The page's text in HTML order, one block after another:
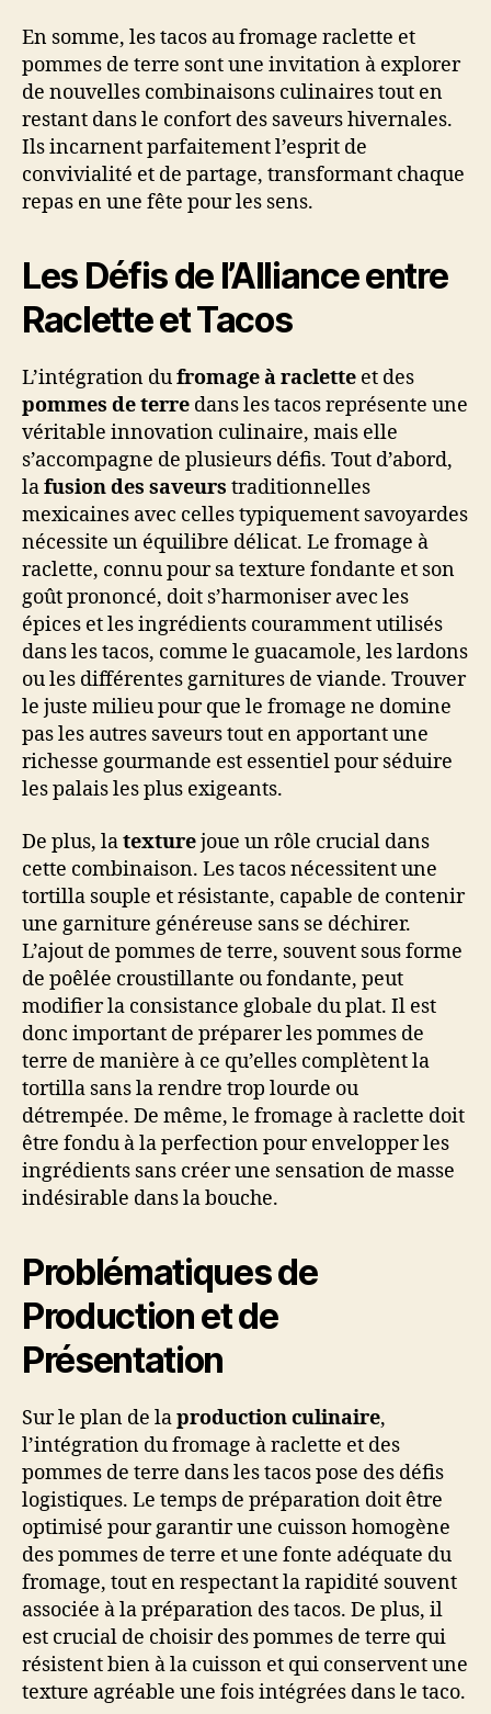
En somme, les tacos au fromage raclette et
pommes de terre sont une invitation à explorer
de nouvelles combinaisons culinaires tout en
restant dans le confort des saveurs hivernales.
Ils incarnent parfaitement l’esprit de
convivialité et de partage, transformant chaque
repas en une fête pour les sens.
Les Défis de l’Alliance entre
Raclette et Tacos
L’intégration dufromage à raclette et des
pommes de terre dans les tacos représente une
véritable innovation culinaire, mais elle
s’accompagne de plusieurs défis. Tout d’abord,
lafusion des saveurs traditionnelles
mexicaines avec celles typiquement savoyardes
nécessite un équilibre délicat. Le fromage à
raclette, connu pour sa texture fondante et son
goût prononcé, doit s’harmoniser avec les
épices et les ingrédients couramment utilisés
dans les tacos, comme le guacamole, les lardons
ou les différentes garnitures de viande. Trouver
le juste milieu pour que le fromage ne domine
pas les autres saveurs tout en apportant une
richesse gourmande est essentiel pour séduire
les palais les plus exigeants.
De plus, latexturejoue un rôle crucial dans
cette combinaison. Les tacos nécessitent une
tortilla souple et résistante, capable de contenir
une garniture généreuse sans se déchirer.
L’ajout de pommes de terre, souvent sous forme
de poêlée croustillante ou fondante, peut
modifier la consistance globale du plat. Il est
donc important de préparer les pommes de
terre de manière à ce qu’elles complètent la
tortilla sans la rendre trop lourde ou
détrempée. De même, le fromage à raclette doit
être fondu à la perfection pour envelopper les
ingrédients sans créer une sensation de masse
indésirable dans la bouche.
Problématiques de
Production et de
Présentation
Sur le plan de laproduction culinaire,
l’intégration du fromage à raclette et des
pommes de terre dans les tacos pose des défis
logistiques. Le temps de préparation doit être
optimisé pour garantir une cuisson homogène
des pommes de terre et une fonte adéquate du
fromage, tout en respectant la rapidité souvent
associée à la préparation des tacos. De plus, il
est crucial de choisir des pommes de terre qui
résistent bien à la cuisson et qui conservent une
texture agréable une fois intégrées dans le taco.